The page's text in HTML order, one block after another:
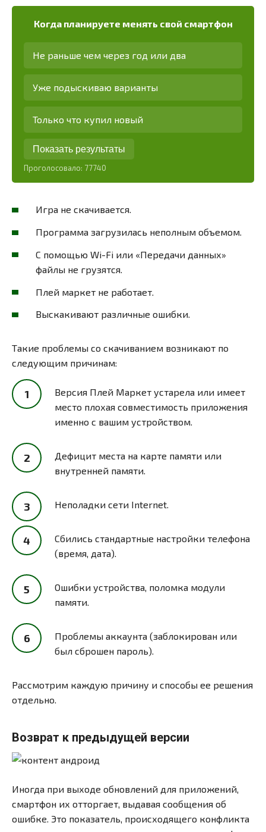
Когда планируете менять свой смартфон
Не раньше чем через год или два
Уже подыскиваю варианты
Только что купил новый
Показать результаты
Проголосовало: 77740
Игра не скачивается.
Программа загрузилась неполным объемом.
С помощью Wi-Fi или «Передачи данных»
файлы не грузятся.
Плей маркет не работает.
Выскакивают различные ошибки.
Такие проблемы со скачиванием возникают по
следующим причинам:
Версия Плей Маркет устарела или имеет
место плохая совместимость приложения
именно с вашим устройством.
Дефицит места на карте памяти или
внутренней памяти.
Неполадки сети Internet.
Сбились стандартные настройки телефона
(время, дата).
Ошибки устройства, поломка модули
памяти.
Проблемы аккаунта (заблокирован или
был сброшен пароль).
Рассмотрим каждую причину и способы ее решения
отдельно.
Возврат к предыдущей версии
Иногда при выходе обновлений для приложений,
смартфон их отторгает, выдавая сообщения об
ошибке. Это показатель, происходящего конфликта